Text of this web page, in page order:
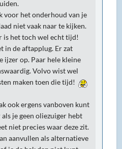
voor het onderhoud van je
niet vaak naar te kijken.
is het toch wel echt tijd!
in de aftapplug. Er zat
ijzer op. Paar hele kleine
Volvo wist wel
maken toen die tijd!
ook ergens vanboven kunt
je geen oliezuiger hebt
niet precies waar deze zit.
aanvullen als alternatieve